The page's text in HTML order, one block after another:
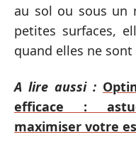
au sol ou sous un
petites surfaces,
quand elles ne
A lire aussi :
efficace :
maximiser votre